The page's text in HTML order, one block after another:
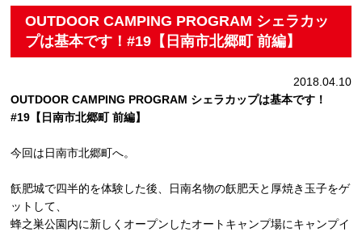
OUTDOOR CAMPING PROGRAM シェラカッ
プは基本です！#19【日南市北郷町 前編】
2018.04.10
OUTDOOR CAMPING PROGRAM シェラカップは基本です！
#19【日南市北郷町 前編】
今回は日南市北郷町へ。
飫肥城で四半的を体験した後、日南名物の飫肥天と厚焼き玉子をゲ
ットして、
蜂之巣公園内に新しくオープンしたオートキャンプ場にキャンプイ